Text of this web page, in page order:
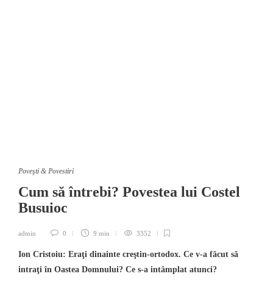
Poveşti & Povestiri
Cum să întrebi? Povestea lui Costel
Busuioc
admin 0 9 min 3352
Ion Cristoiu: Eraţi dinainte creştin-ortodox. Ce v-a făcut să
intraţi în Oastea Domnului? Ce s-a intâmplat atunci?